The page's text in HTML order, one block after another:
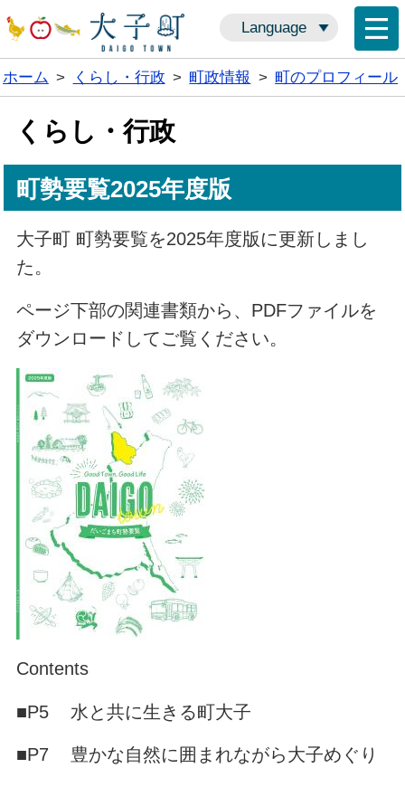
Language
ホーム > くらし・行政 > 町政情報 > 町のプロフィール
くらし・行政
町勢要覧2025年度版
大子町 町勢要覧を2025年度版に更新しまし
た。
ページ下部の関連書類から、PDFファイルを
ダウンロードしてご覧ください。
Contents
■P5 水と共に生きる町大子
■P7 豊かな自然に囲まれながら大子めぐり